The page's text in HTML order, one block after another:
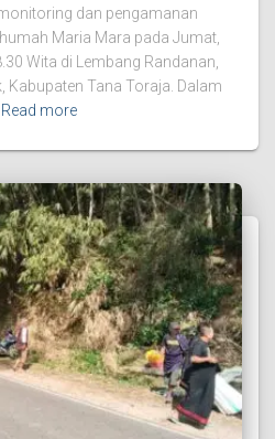
dan pengamanan
Maria Mara pada Jumat,
Wita di Lembang Randanan,
Kabupaten Tana Toraja. Dalam
Read more